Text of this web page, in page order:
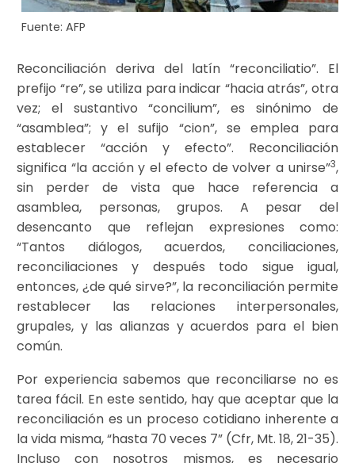
Fuente: AFP
Reconciliación deriva del latín “reconciliatio”. El
prefijo “re”, se utiliza para indicar “hacia atrás”, otra
vez; el sustantivo “concilium”, es sinónimo de
“asamblea”; y el sufijo “cion”, se emplea para
establecer “acción y efecto”. Reconciliación
significa “la acción y el efecto de volver a unirse”3,
sin perder de vista que hace referencia a
asamblea, personas, grupos. A pesar del
desencanto que reflejan expresiones como:
“Tantos diálogos, acuerdos, conciliaciones,
reconciliaciones y después todo sigue igual,
entonces, ¿de qué sirve?”, la reconciliación permite
restablecer las relaciones interpersonales,
grupales, y las alianzas y acuerdos para el bien
común.
Por experiencia sabemos que reconciliarse no es
tarea fácil. En este sentido, hay que aceptar que la
reconciliación es un proceso cotidiano inherente a
la vida misma, “hasta 70 veces 7” (Cfr, Mt. 18, 21-35).
Incluso con nosotros mismos, es necesario